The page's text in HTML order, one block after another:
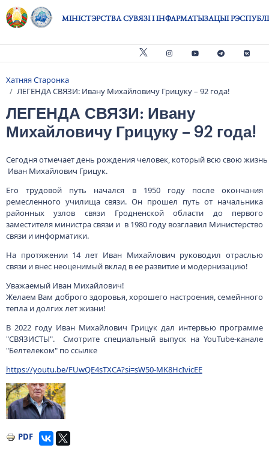
Skip to main content
МІНІСТЭРСТВА СУВЯЗІ І ІНФАРМАТЫЗАЦЫІ
Breadcrumb
Хатняя Старонка
ЛЕГЕНДА СВЯЗИ: Ивану Михайловичу Грицуку – 92 года!
ЛЕГЕНДА СВЯЗИ: Ивану
Михайловичу Грицуку – 92 года!
Сегодня отмечает день рождения человек, который всю свою жизнь
Иван Михайлович Грицук.
Его трудовой путь начался в 1950 году после окончания
ремесленного училища связи. Он прошел путь от начальника
районных узлов связи Гродненской области до первого
заместителя министра связи и в 1980 году возглавил Министерство
связи и информатики.
На протяжении 14 лет Иван Михайлович руководил отраслью
связи и внес неоценимый вклад в ее развитие и модернизацию!
Уважаемый Иван Михайлович!
Желаем Вам доброго здоровья, хорошего настроения, семейнного
тепла и долгих лет жизни!
В 2022 году Иван Михайлович Грицук дал интервью программе
"СВЯЗИСТЫ". Смотрите специальный выпуск на YouTube-канале
"Белтелеком" по ссылке
https://youtu.be/FUwQE4sTXCA?si=sW50-MK8HcIvicEE
Малюнак
PDF